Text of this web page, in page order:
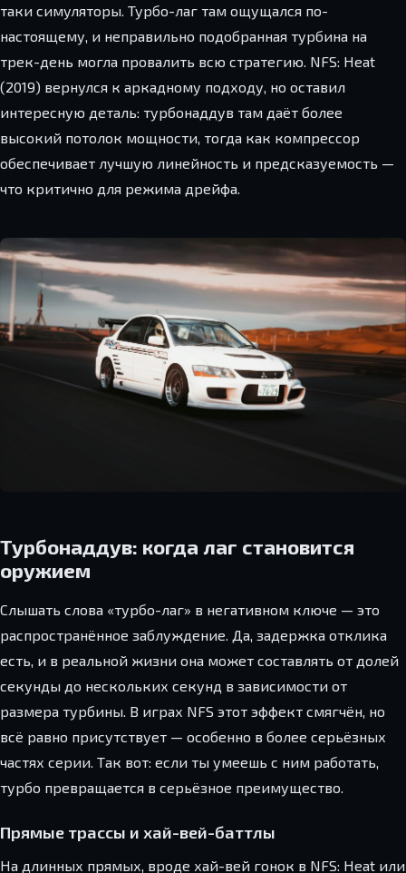
таки симуляторы. Турбо-лаг там ощущался по-
настоящему, и неправильно подобранная турбина на
трек-день могла провалить всю стратегию. NFS: Heat
(2019) вернулся к аркадному подходу, но оставил
интересную деталь: турбонаддув там даёт более
высокий потолок мощности, тогда как компрессор
обеспечивает лучшую линейность и предсказуемость —
что критично для режима дрейфа.
Турбонаддув: когда лаг становится
оружием
Слышать слова «турбо-лаг» в негативном ключе — это
распространённое заблуждение. Да, задержка отклика
есть, и в реальной жизни она может составлять от долей
секунды до нескольких секунд в зависимости от
размера турбины. В играх NFS этот эффект смягчён, но
всё равно присутствует — особенно в более серьёзных
частях серии. Так вот: если ты умеешь с ним работать,
турбо превращается в серьёзное преимущество.
Прямые трассы и хай-вей-баттлы
На длинных прямых, вроде хай-вей гонок в NFS: Heat или